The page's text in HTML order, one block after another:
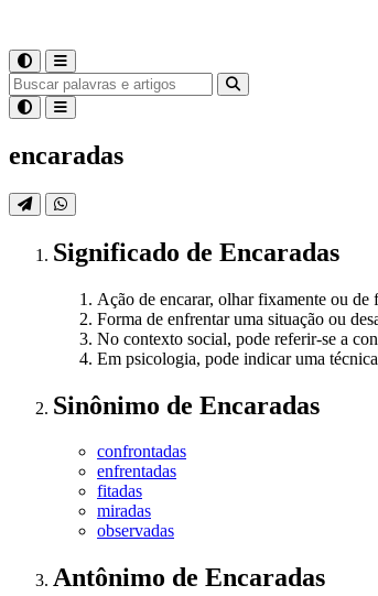
encaradas
Significado de Encaradas
Ação de encarar, olhar fixamente ou de
Forma de enfrentar uma situação ou
No contexto social, pode referir-se a
Em psicologia, pode indicar uma
Sinônimo de Encaradas
confrontadas
enfrentadas
fitadas
miradas
observadas
Antônimo de Encaradas